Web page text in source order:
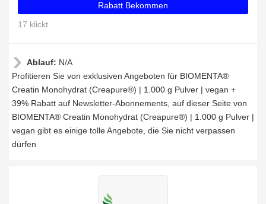
Rabatt Bekommen
17 klickt
Ablauf: N/A
Profitieren Sie von exklusiven Angeboten für BIOMENTA®
Creatin Monohydrat (Creapure®) | 1.000 g Pulver | vegan +
39% Rabatt auf Newsletter-Abonnements, auf dieser Seite von
BIOMENTA® Creatin Monohydrat (Creapure®) | 1.000 g Pulver |
vegan gibt es einige tolle Angebote, die Sie nicht verpassen
dürfen